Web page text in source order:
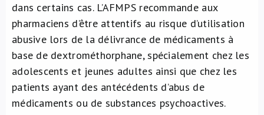
dans certains cas. L’AFMPS recommande aux
pharmaciens d’être attentifs au risque d’utilisation
abusive lors de la délivrance de médicaments à
base de dextrométhorphane, spécialement chez les
adolescents et jeunes adultes ainsi que chez les
patients ayant des antécédents d’abus de
médicaments ou de substances psychoactives.